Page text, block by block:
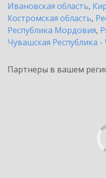
Ивановская область,
Костромская область,
Республика Мордовия,
Чувашская Республика
Партнеры в вашем